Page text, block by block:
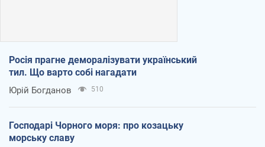
Росія прагне деморалізувати український
тил. Що варто собі нагадати
Юрій Богданов 510
Господарі Чорного моря: про козацьку
морську славу